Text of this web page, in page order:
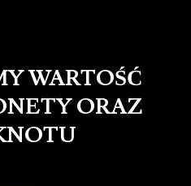
WARTOŚĆ
ORAZ